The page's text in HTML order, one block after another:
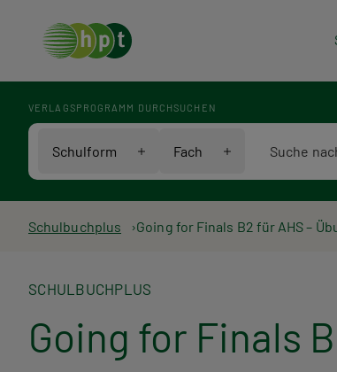
VERLAGSPROGRAMM DURCHSUCHEN
Schulform Fach
Pfadnavigation
Schulbuchplus Going for Finals B2 für AHS –
SCHULBUCHPLUS
Going for Finals